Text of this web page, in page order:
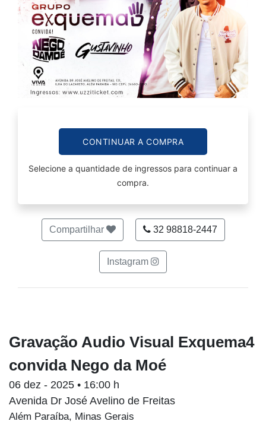
CONTINUAR A COMPRA
Selecione a quantidade de ingressos para continuar a
compra.
Compartilhar 32 98818-2447
Instagram
Gravação Audio Visual Exquema4
convida Nego da Moé
06 dez - 2025 • 16:00 h
Avenida Dr José Avelino de Freitas
Além Paraíba, Minas Gerais